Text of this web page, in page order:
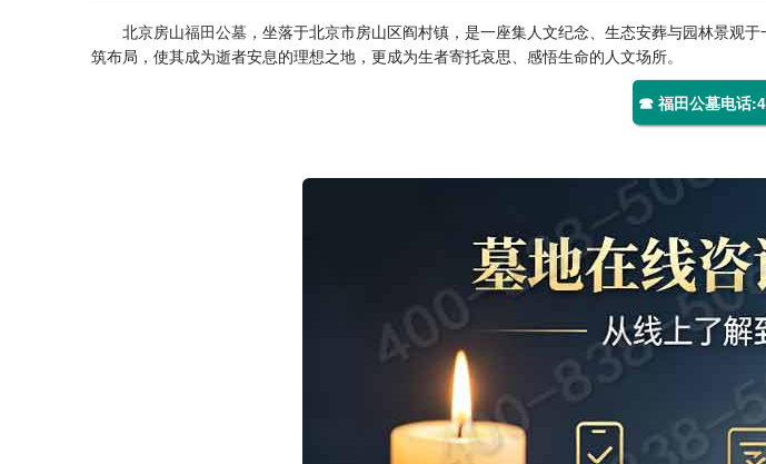
北京房山福田公墓 ，坐落于北京市房山区阎村镇，是一座集人文纪念、生态安葬与园林景观
筑布局，使其成为逝者安息的理想之地，更成为生者寄托哀思、感悟生命的人文场所。
☎ 福田公墓电话